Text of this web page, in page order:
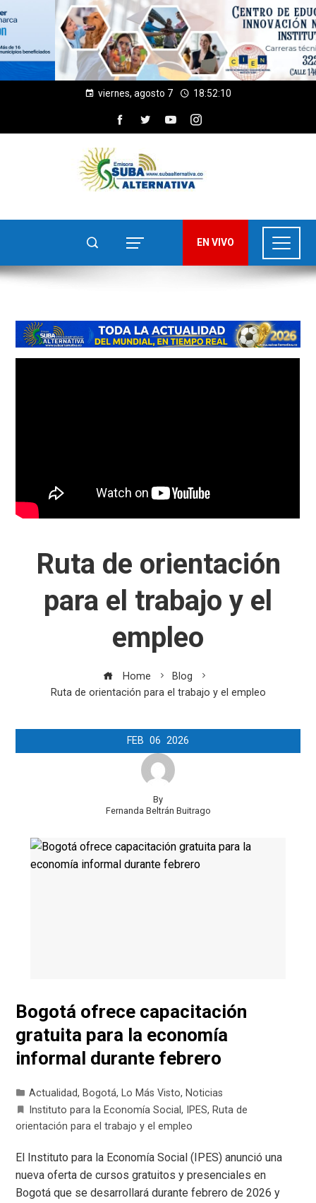
viernes, agosto 7 18:52:11
EN VIVO
Ruta de orientación
para el trabajo y el
empleo
Home
Blog
Ruta de orientación para el trabajo y el empleo
FEB 06 2026
By
Fernanda Beltrán Buitrago
Bogotá ofrece capacitación
gratuita para la economía
informal durante febrero
Actualidad, Bogotá, Lo Más Visto, Noticias
Instituto para la Economía Social, IPES, Ruta de
orientación para el trabajo y el empleo
El Instituto para la Economía Social (IPES) anunció una
nueva oferta de cursos gratuitos y presenciales en
Bogotá que se desarrollará durante febrero de 2026 y